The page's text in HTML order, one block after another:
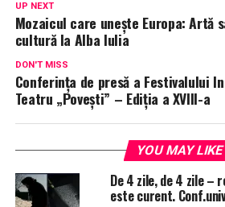
UP NEXT
Mozaicul care unește Europa: Artă
cultură la Alba Iulia
DON'T MISS
Conferința de presă a Festivalului
Teatru „Povești” – Ediția a XVIII-a
YOU MAY LIKE
De 4 zile, de 4 zile –
este curent.